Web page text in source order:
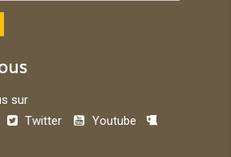
sur
Twitter
Youtube